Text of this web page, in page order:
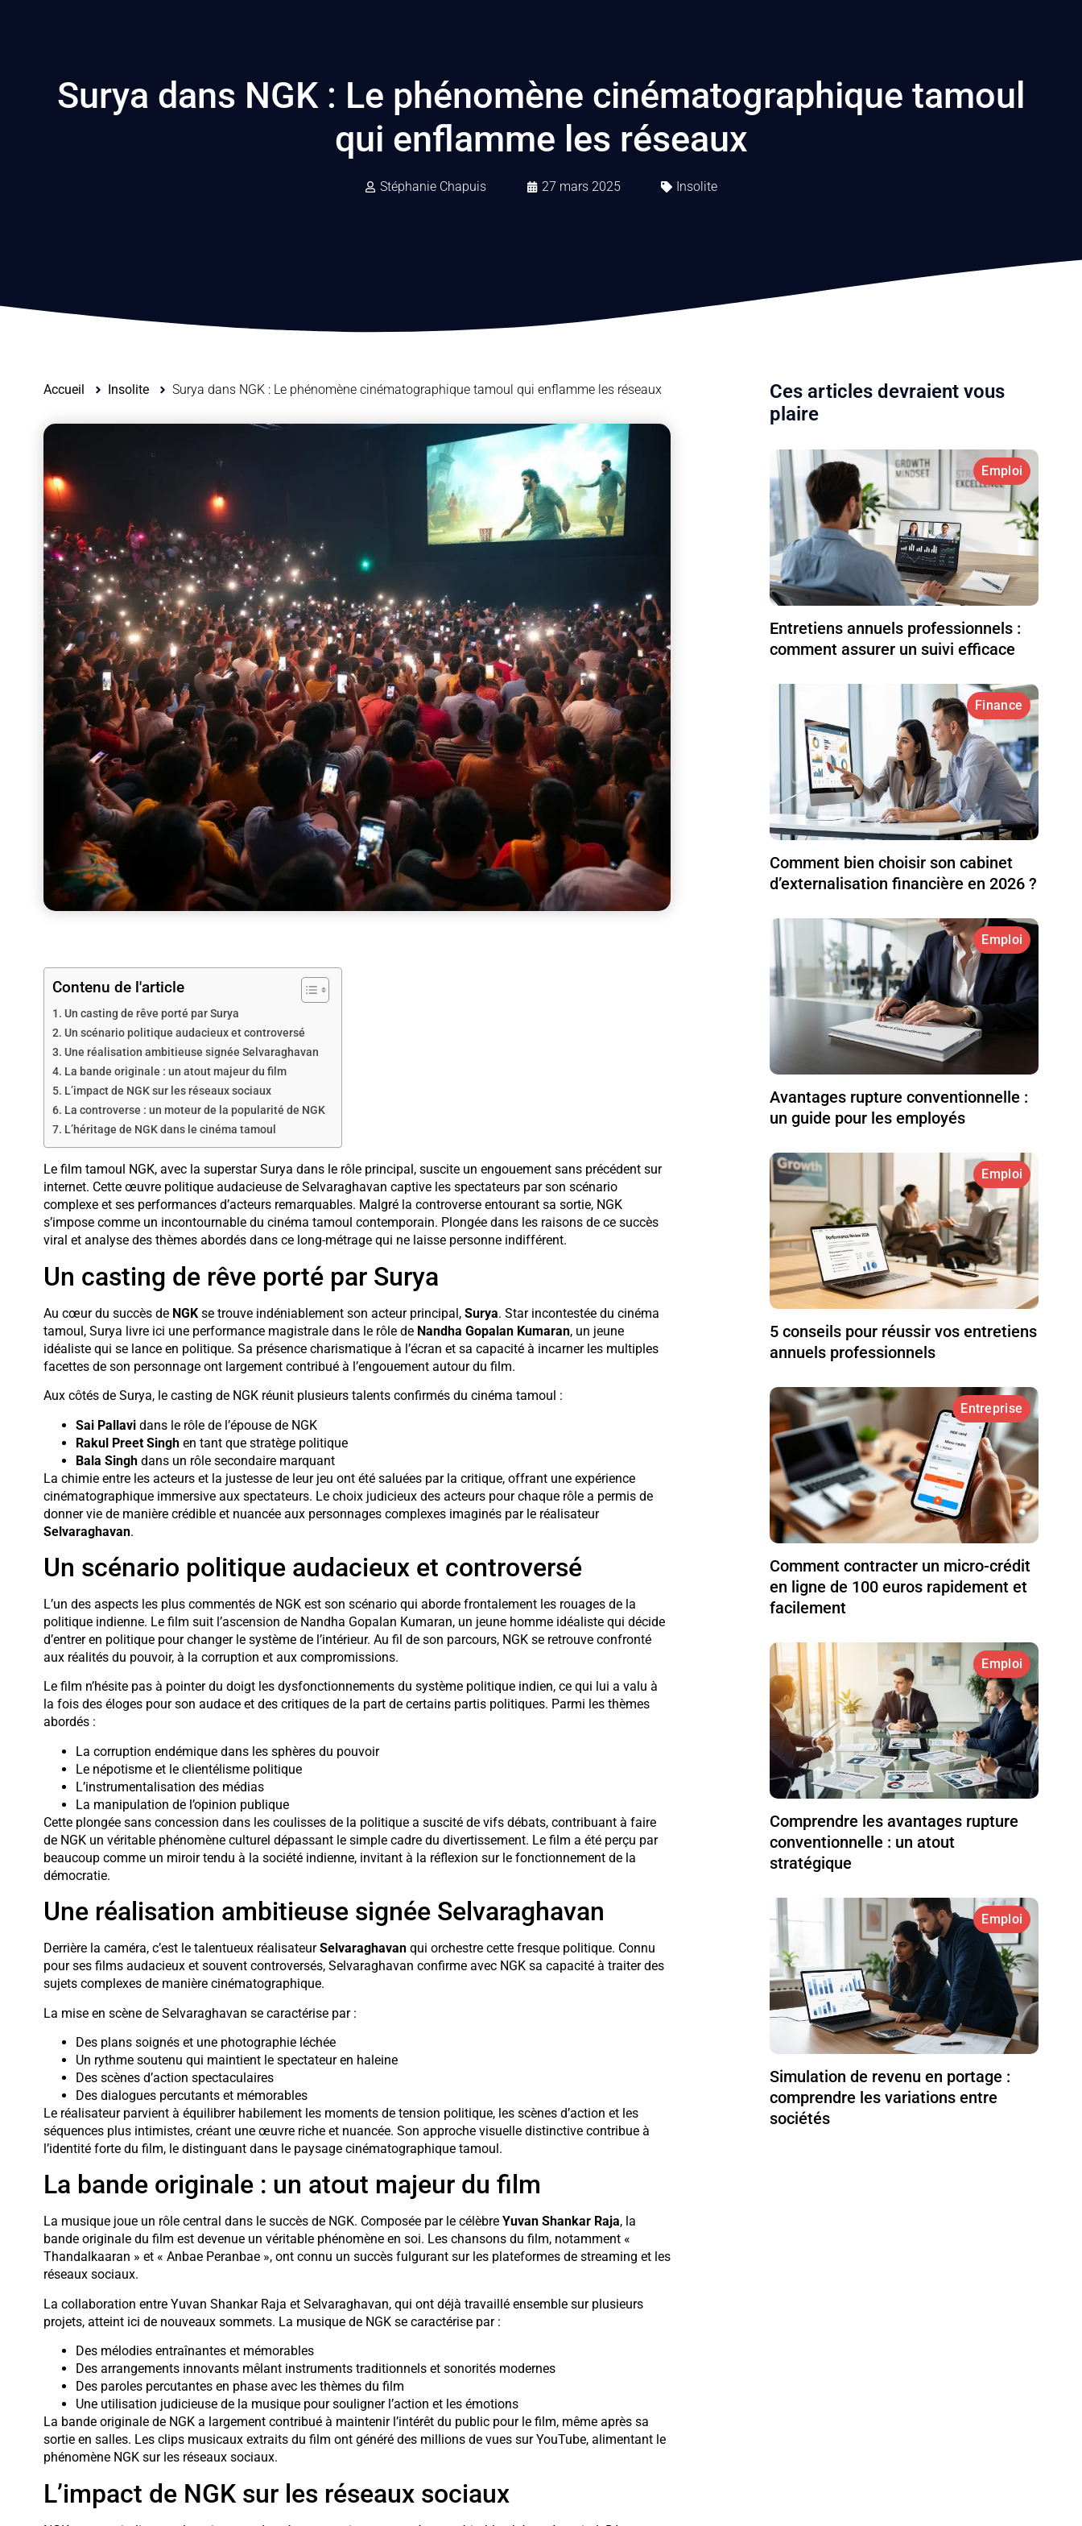
Surya dans NGK : Le phénomène cinématographique tamoul
qui enflamme les réseaux
Stéphanie Chapuis 27 mars 2025 Insolite
Accueil Insolite Surya dans NGK : Le phénomène cinématographique tamoul qui enflamme les réseaux
Contenu de l'article
Un casting de rêve porté par Surya
Un scénario politique audacieux et controversé
Une réalisation ambitieuse signée Selvaraghavan
La bande originale : un atout majeur du film
L’impact de NGK sur les réseaux sociaux
La controverse : un moteur de la popularité de NGK
L’héritage de NGK dans le cinéma tamoul
Le film tamoul NGK, avec la superstar Surya dans le rôle principal, suscite un engouement sans précédent sur
internet. Cette œuvre politique audacieuse de Selvaraghavan captive les spectateurs par son scénario
complexe et ses performances d’acteurs remarquables. Malgré la controverse entourant sa sortie, NGK
s’impose comme un incontournable du cinéma tamoul contemporain. Plongée dans les raisons de ce succès
viral et analyse des thèmes abordés dans ce long-métrage qui ne laisse personne indifférent.
Un casting de rêve porté par Surya
Au cœur du succès de NGKse trouve indéniablement son acteur principal, Surya. Star incontestée du cinéma
tamoul, Surya livre ici une performance magistrale dans le rôle de Nandha Gopalan Kumaran, un jeune
idéaliste qui se lance en politique. Sa présence charismatique à l’écran et sa capacité à incarner les multiples
facettes de son personnage ont largement contribué à l’engouement autour du film.
Aux côtés de Surya, le casting de NGK réunit plusieurs talents confirmés du cinéma tamoul :
Sai Pallavidans le rôle de l’épouse de NGK
Rakul Preet Singhen tant que stratège politique
Bala Singhdans un rôle secondaire marquant
La chimie entre les acteurs et la justesse de leur jeu ont été saluées par la critique, offrant une expérience
cinématographique immersive aux spectateurs. Le choix judicieux des acteurs pour chaque rôle a permis de
donner vie de manière crédible et nuancée aux personnages complexes imaginés par le réalisateur
Selvaraghavan.
Un scénario politique audacieux et controversé
L’un des aspects les plus commentés de NGK est son scénario qui aborde frontalement les rouages de la
politique indienne. Le film suit l’ascension de Nandha Gopalan Kumaran, un jeune homme idéaliste qui décide
d’entrer en politique pour changer le système de l’intérieur. Au fil de son parcours, NGK se retrouve confronté
aux réalités du pouvoir, à la corruption et aux compromissions.
Le film n’hésite pas à pointer du doigt les dysfonctionnements du système politique indien, ce qui lui a valu à
la fois des éloges pour son audace et des critiques de la part de certains partis politiques. Parmi les thèmes
abordés :
La corruption endémique dans les sphères du pouvoir
Le népotisme et le clientélisme politique
L’instrumentalisation des médias
La manipulation de l’opinion publique
Cette plongée sans concession dans les coulisses de la politique a suscité de vifs débats, contribuant à faire
de NGK un véritable phénomène culturel dépassant le simple cadre du divertissement. Le film a été perçu par
beaucoup comme un miroir tendu à la société indienne, invitant à la réflexion sur le fonctionnement de la
démocratie.
Une réalisation ambitieuse signée Selvaraghavan
Derrière la caméra, c’est le talentueux réalisateurSelvaraghavanqui orchestre cette fresque politique. Connu
pour ses films audacieux et souvent controversés, Selvaraghavan confirme avec NGK sa capacité à traiter des
sujets complexes de manière cinématographique.
La mise en scène de Selvaraghavan se caractérise par :
Des plans soignés et une photographie léchée
Un rythme soutenu qui maintient le spectateur en haleine
Des scènes d’action spectaculaires
Des dialogues percutants et mémorables
Le réalisateur parvient à équilibrer habilement les moments de tension politique, les scènes d’action et les
séquences plus intimistes, créant une œuvre riche et nuancée. Son approche visuelle distinctive contribue à
l’identité forte du film, le distinguant dans le paysage cinématographique tamoul.
La bande originale : un atout majeur du film
La musique joue un rôle central dans le succès de NGK. Composée par le célèbre Yuvan Shankar Raja, la
bande originale du film est devenue un véritable phénomène en soi. Les chansons du film, notamment «
Thandalkaaran » et « Anbae Peranbae », ont connu un succès fulgurant sur les plateformes de streaming et les
réseaux sociaux.
La collaboration entre Yuvan Shankar Raja et Selvaraghavan, qui ont déjà travaillé ensemble sur plusieurs
projets, atteint ici de nouveaux sommets. La musique de NGK se caractérise par :
Des mélodies entraînantes et mémorables
Des arrangements innovants mêlant instruments traditionnels et sonorités modernes
Des paroles percutantes en phase avec les thèmes du film
Une utilisation judicieuse de la musique pour souligner l’action et les émotions
La bande originale de NGK a largement contribué à maintenir l’intérêt du public pour le film, même après sa
sortie en salles. Les clips musicaux extraits du film ont généré des millions de vues sur YouTube, alimentant le
phénomène NGK sur les réseaux sociaux.
L’impact de NGK sur les réseaux sociaux
Ces articles devraient vous
plaire
Emploi
Entretiens annuels professionnels :
comment assurer un suivi efficace
Finance
Comment bien choisir son cabinet
d’externalisation financière en 2026 ?
Emploi
Avantages rupture conventionnelle :
un guide pour les employés
Emploi
5 conseils pour réussir vos entretiens
annuels professionnels
Entreprise
Comment contracter un micro-crédit
en ligne de 100 euros rapidement et
facilement
Emploi
Comprendre les avantages rupture
conventionnelle : un atout
stratégique
Emploi
Simulation de revenu en portage :
comprendre les variations entre
sociétés